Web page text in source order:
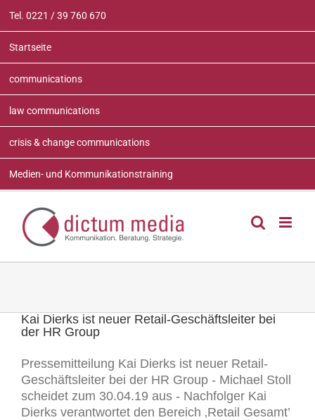
Inhalt
springen
Tel. 0221 / 39 760 670
Startseite
communications
law communications
crisis & change communications
Medien- und Kommunikationstraining
Kai Dierks ist neuer Retail-Geschäftsleiter bei
der HR Group
Pressemitteilung Kai Dierks ist neuer Retail-
Geschäftsleiter bei der HR Group - Michael Stoll
scheidet zum 30.04.19 aus - Nachfolger Kai
Dierks verantwortet den Bereich ‚Retail Gesamt’